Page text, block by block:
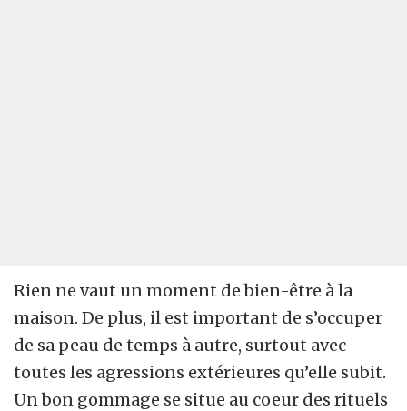
Rien ne vaut un moment de bien-être à la
maison. De plus, il est important de s’occuper
de sa peau de temps à autre, surtout avec
toutes les agressions extérieures qu’elle subit.
Un bon gommage se situe au coeur des rituels